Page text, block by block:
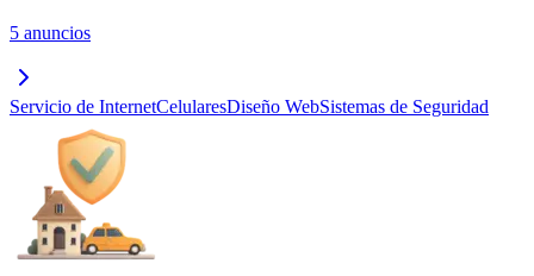
5 anuncios
Servicio de InternetCelularesDiseño WebSistemas de Seguridad